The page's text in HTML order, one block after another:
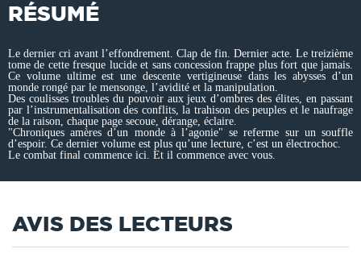
RÉSUMÉ
Le dernier cri avant l’effondrement. Clap de fin. Dernier acte. Le treizième
tome de cette fresque lucide et sans concession frappe plus fort que jamais.
Ce volume ultime est une descente vertigineuse dans les abysses d’un
monde rongé par le mensonge, l’avidité et la manipulation.
Des coulisses troubles du pouvoir aux jeux d’ombres des élites, en passant
par l’instrumentalisation des conflits, la trahison des peuples et le naufrage
de la raison, chaque page secoue, dérange, éclaire.
"Chroniques amères d’un monde à l’agonie" se referme sur un souffle
d’espoir. Ce dernier volume est plus qu’une lecture, c’est un électrochoc.
Le combat final commence ici. Et il commence avec vous.
AVIS DES LECTEURS